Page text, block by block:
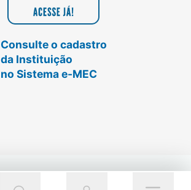
Consulte o cadastro
da Instituição
no Sistema e-MEC